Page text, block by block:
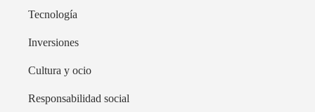
Tecnología
Inversiones
Cultura y ocio
Responsabilidad social